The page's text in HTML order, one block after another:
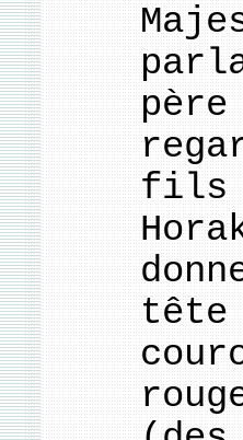
fils
tête